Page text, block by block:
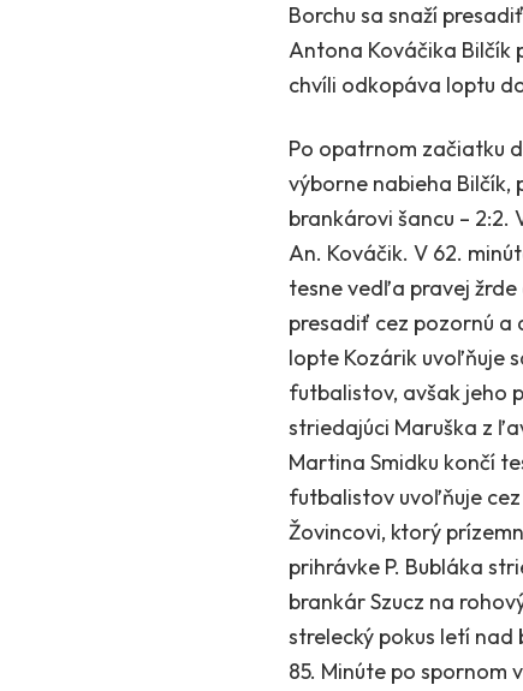
Borchu sa snaží
Antona Kováčika Bilčík
chvíli odkopáva loptu
Po opatrnom začiatku
výborne nabieha
brankárovi šancu – 2:2.
An. Kováčik. V 62.
tesne vedľa pravej
presadiť cez pozornú a
lopte Kozárik uvoľňuje
futbalistov, avšak jeho
striedajúci Maruška z
Martina Smidku končí
futbalistov uvoľňuje
Žovincovi, ktorý
prihrávke P. Bubláka
brankár Szucz na
strelecký pokus letí
85. Minúte po spornom